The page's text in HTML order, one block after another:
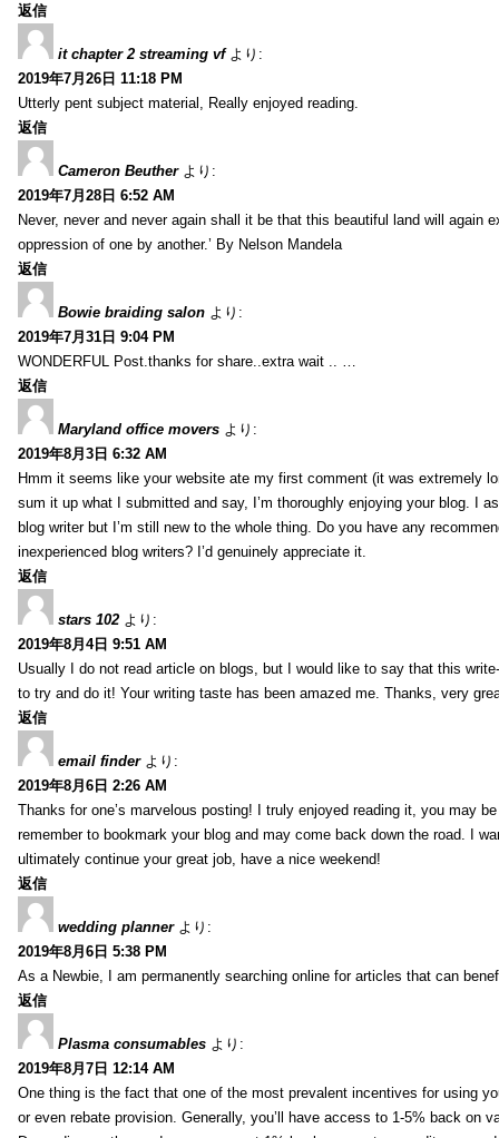
返信
it chapter 2 streaming vf より:
2019年7月26日 11:18 PM
Utterly pent subject material, Really enjoyed reading.
返信
Cameron Beuther より:
2019年7月28日 6:52 AM
Never, never and never again shall it be that this beautiful land will again
oppression of one by another.’ By Nelson Mandela
返信
Bowie braiding salon より:
2019年7月31日 9:04 PM
WONDERFUL Post.thanks for share..extra wait .. …
返信
Maryland office movers より:
2019年8月3日 6:32 AM
Hmm it seems like your website ate my first comment (it was extremely
sum it up what I submitted and say, I’m thoroughly enjoying your blog. I
blog writer but I’m still new to the whole thing. Do you have any
inexperienced blog writers? I’d genuinely appreciate it.
返信
stars 102 より:
2019年8月4日 9:51 AM
Usually I do not read article on blogs, but I would like to say that this
to try and do it! Your writing taste has been amazed me. Thanks, very
返信
email finder より:
2019年8月6日 2:26 AM
Thanks for one’s marvelous posting! I truly enjoyed reading it, you may
remember to bookmark your blog and may come back down the road. I
ultimately continue your great job, have a nice weekend!
返信
wedding planner より:
2019年8月6日 5:38 PM
As a Newbie, I am permanently searching online for articles that can
返信
Plasma consumables より:
2019年8月7日 12:14 AM
One thing is the fact that one of the most prevalent incentives for using
or even rebate provision. Generally, you’ll have access to 1-5% back on